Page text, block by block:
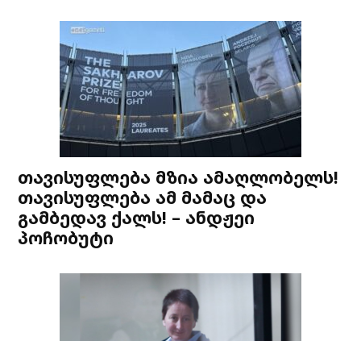
თავისუფლება მზია ამაღლობელს!
თავისუფლება ამ მამაც და
გამბედავ ქალს! – ანდჟეი
პოჩობუტი